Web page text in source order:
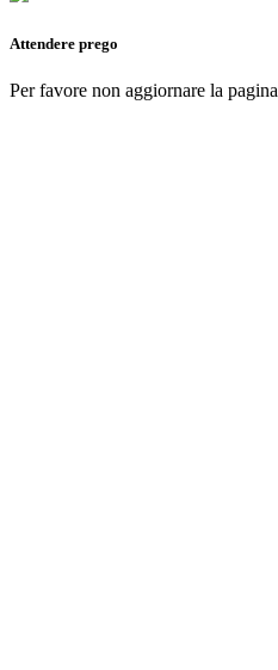
Attendere prego
Per favore non aggiornare la pagina